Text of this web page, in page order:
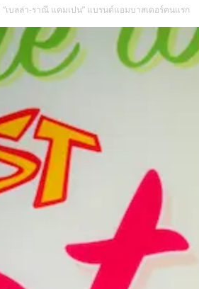
“เบลล่า-ราณี แคมเปน” แบรนด์แอมบาสเดอร์คนแรก